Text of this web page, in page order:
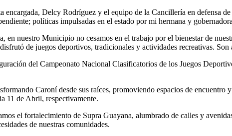
encargada, Delcy Rodríguez y el equipo de la Cancillería en defensa
políticas impulsadas en el estado por mi hermana y
en nuestro Municipio no cesamos en el trabajo por el bienestar de
de juegos deportivos, tradicionales y actividades recreativas.
del Campeonato Nacional Clasificatorios de los Juegos
Caroní desde sus raíces, promoviendo espacios de
11 de Abril, respectivamente.
el fortalecimiento de Supra Guayana, alumbrado de calles y
de nuestras comunidades.